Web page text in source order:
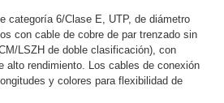
categoría 6/Clase E, UTP, de diámetro
con cable de cobre de par trenzado sin
LSZH de doble clasificación), con
alto rendimiento. Los cables de conexión
y colores para flexibilidad de